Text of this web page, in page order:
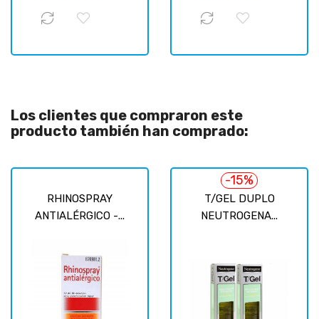
Los clientes que compraron este
producto también han comprado:
RHINOSPRAY
ANTIALÉRGICO -...
T/GEL DUPLO
NEUTROGENA...
-15%